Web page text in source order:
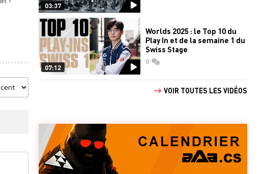
03:37
07:12
Worlds 2025 : le Top 10 du
Play In et de la semaine 1 du
Swiss Stage
0commentaires
VOIR TOUTES LES VIDÉOS